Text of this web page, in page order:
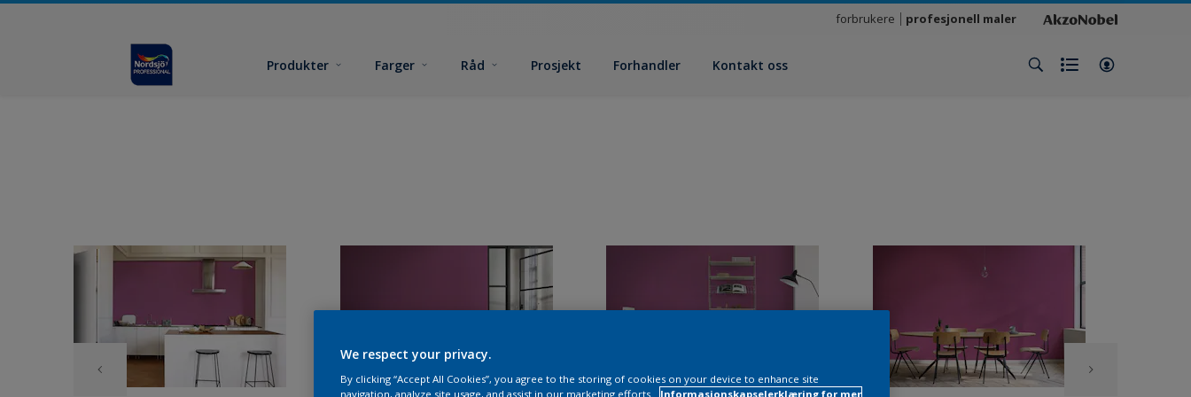
forbrukere profesjonell maler
Produkter Farger Råd Prosjekt Forhandler Kontakt oss
We respect your privacy.
By clicking “Accept All Cookies”, you agree to the storing of cookies on your device to enhance site
navigation, analyze site usage, and assist in our marketing efforts.
Informasjonskapselerklæring for mer